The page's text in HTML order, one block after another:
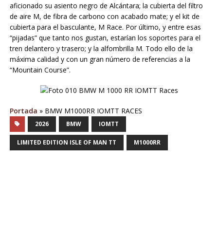
aficionado su asiento negro de Alcántara; la cubierta del filtro
de aire M, de fibra de carbono con acabado mate; y el kit de
cubierta para el basculante, M Race. Por último, y entre esas
“pijadas” que tanto nos gustan, estarían los soportes para el
tren delantero y trasero; y la alfombrilla M. Todo ello de la
máxima calidad y con un gran número de referencias a la
“Mountain Course”.
Portada » BMW M1000RR IOMTT RACES
2026 BMW IOMTT
LIMITED EDITION ISLE OF MAN TT M1000RR